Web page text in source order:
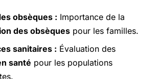
obsèques : Importance de la
des obsèques pour les familles.
sanitaires : Évaluation des
santé pour les populations